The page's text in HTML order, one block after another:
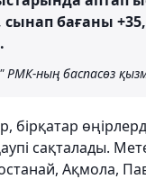
бағаны +35,
РМК-ның баспасөз
бірқатар
сақталады.
Ақмола,